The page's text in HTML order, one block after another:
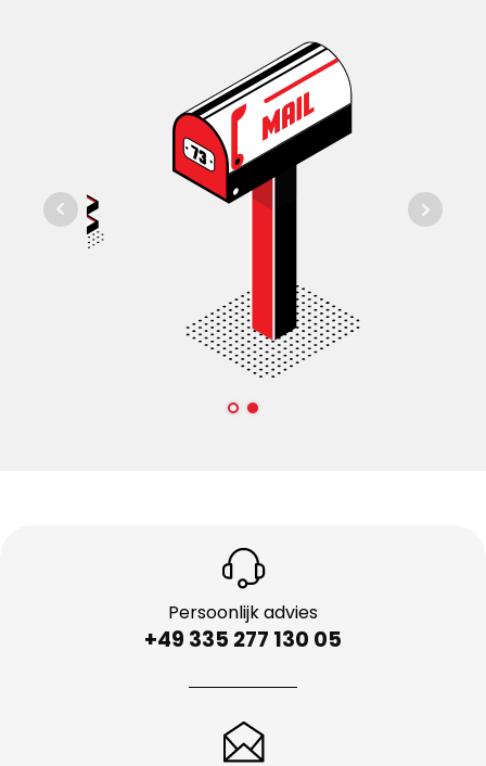
Persoonlijk advies
+49 335 277 130 05